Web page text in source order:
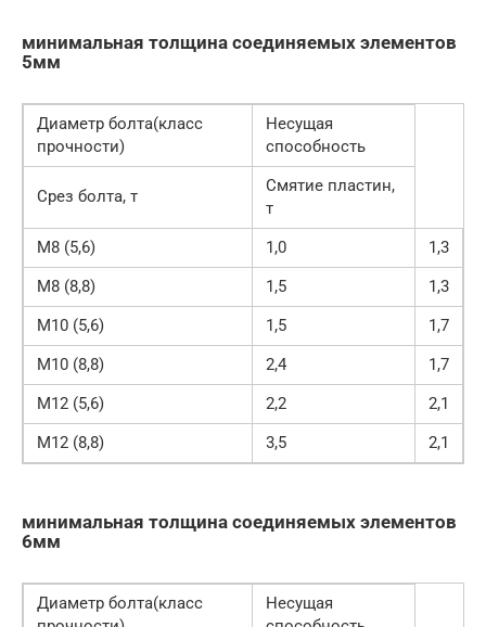
минимальная толщина соединяемых элементов
5мм
Диаметр болта(класс
прочности)
Несущая
способность
Срез болта, т
Смятие пластин,
т
М8 (5,6)
1,0
1,3
М8 (8,8)
1,5
1,3
М10 (5,6)
1,5
1,7
М10 (8,8)
2,4
1,7
М12 (5,6)
2,2
2,1
М12 (8,8)
3,5 2,1
минимальная толщина соединяемых элементов
6мм
Диаметр болта(класс
Несущая